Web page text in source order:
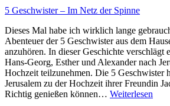
5 Geschwister – Im Netz der Spinne
Dieses Mal habe ich wirklich lange
Abenteuer der 5 Geschwister aus dem
anzuhören. In dieser Geschichte verschlägt
Hans-Georg, Esther und Alexander nach
Hochzeit teilzunehmen. Die 5 Geschwister
Jerusalem zu der Hochzeit ihrer Freundin
Richtig genießen können… Weiterlesen